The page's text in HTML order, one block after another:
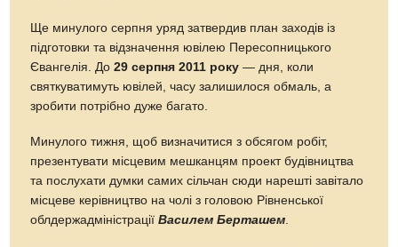
Ще минулого серпня уряд затвердив план заходів iз
підготовки та відзначення ювілею Пересопницького
Євангелія. До29 серпня 2011 року — дня, коли
святкуватимуть ювілей, часу залишилося обмаль, а
зробити потрібно дуже багато.
Минулого тижня, щоб визначитися з обсягом робіт,
презентувати місцевим мешканцям проект будівництва
та послухати думки самих сільчан сюди нарешті завітало
мiсцеве керівництво на чолі з головою Рівненської
облдержадміністраціїВасилем Берташем